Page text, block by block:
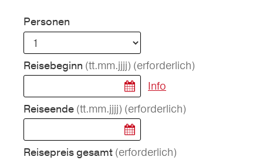
Personen
Reisebeginn (tt.mm.jjjj) (erforderlich)
Info
Reiseende (tt.mm.jjjj) (erforderlich)
Reisepreis gesamt (erforderlich)